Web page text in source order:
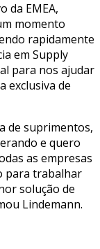
da EMEA,
momento
rapidamente
em Supply
para nos ajudar
exclusiva de
de suprimentos,
e quero
as empresas
para trabalhar
solução de
Lindemann.